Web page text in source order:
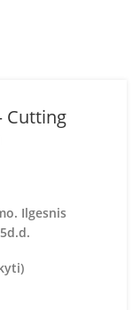
Cutting
Ilgesnis